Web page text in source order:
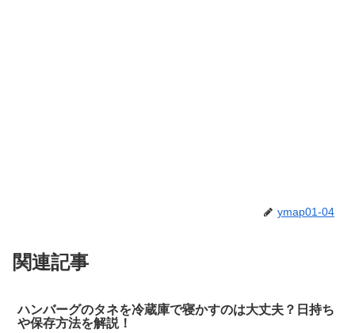
ymap01-04
関連記事
ハンバーグのタネを冷蔵庫で寝かすのは大丈夫？日持ち
や保存方法を解説！